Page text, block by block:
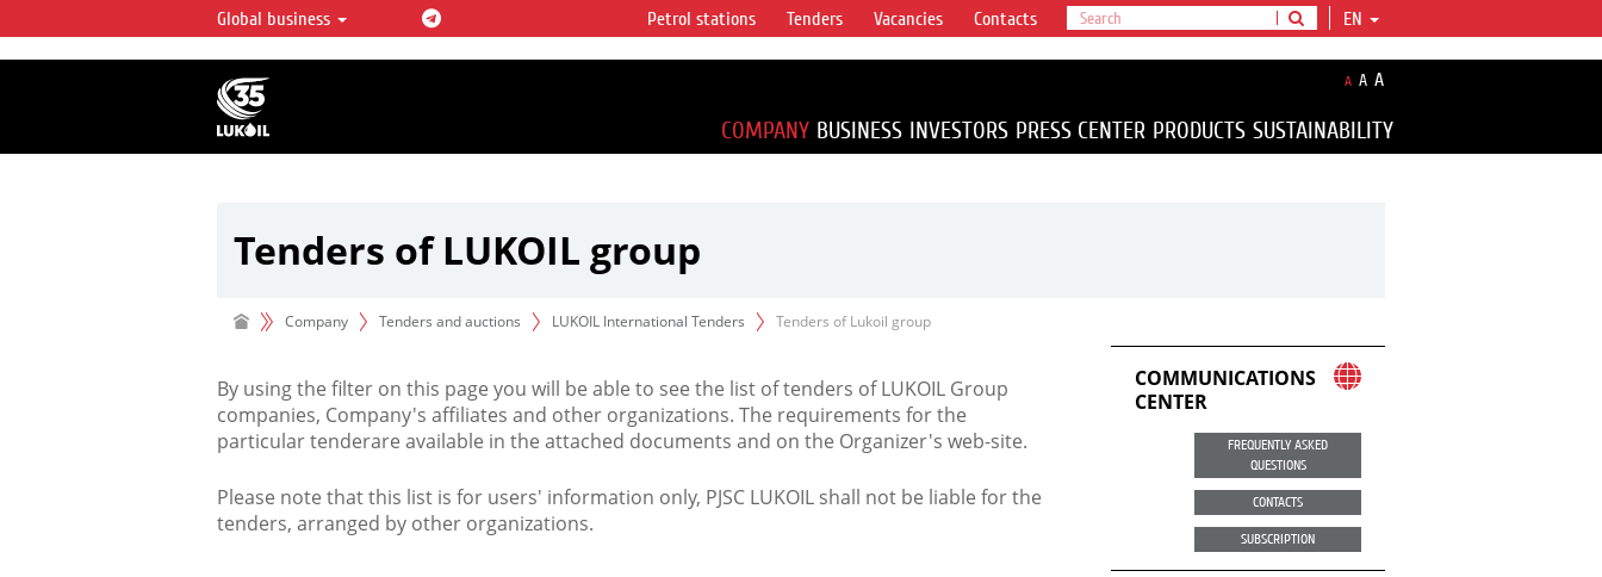
LUKOIL OVERVIEW
LUKOIL is one of the largest oil & gas vertical
integrated companies in the world accounting for
over 2% of crude production and circa 1% of proved
hydrocarbon reserves globally.
Global business EN
Petrol stations Tenders Vacancies Contacts
A A A
COMPANY BUSINESS INVESTORS PRESS CENTER PRODUCTS SUSTAINABILITY
Tenders of LUKOIL group
Company Tenders and auctions LUKOIL International Tenders Tenders of Lukoil group
By using the filter on this page you will be able to see the list of tenders of LUKOIL Group
companies, Company's affiliates and other organizations. The requirements for the
particular tenderare available in the attached documents and on the Organizer's web-site.
Please note that this list is for users' information only, PJSC LUKOIL shall not be liable for the
tenders, arranged by other organizations.
COMMUNICATIONS
CENTER
FREQUENTLY ASKED
QUESTIONS
CONTACTS
SUBSCRIPTION